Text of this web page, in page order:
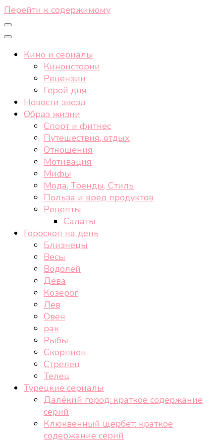
Перейти к содержимому
Кино и сериалы
Киноистории
Рецензии
Герой дня
Новости звёзд
Образ жизни
Спорт и фитнес
Путешествия, отдых
Отношения
Мотивация
Мифы
Мода, Тренды, Стиль
Польза и вред продуктов
Рецепты
Салаты
Гороскоп на день
Близнецы
Весы
Водолей
Дева
Козерог
Лев
Овен
рак
Рыбы
Скорпион
Стрелец
Телец
Турецкие сериалы
Далёкий город: краткое содержание
серий
Клюквенный щербет: краткое
содержание серий